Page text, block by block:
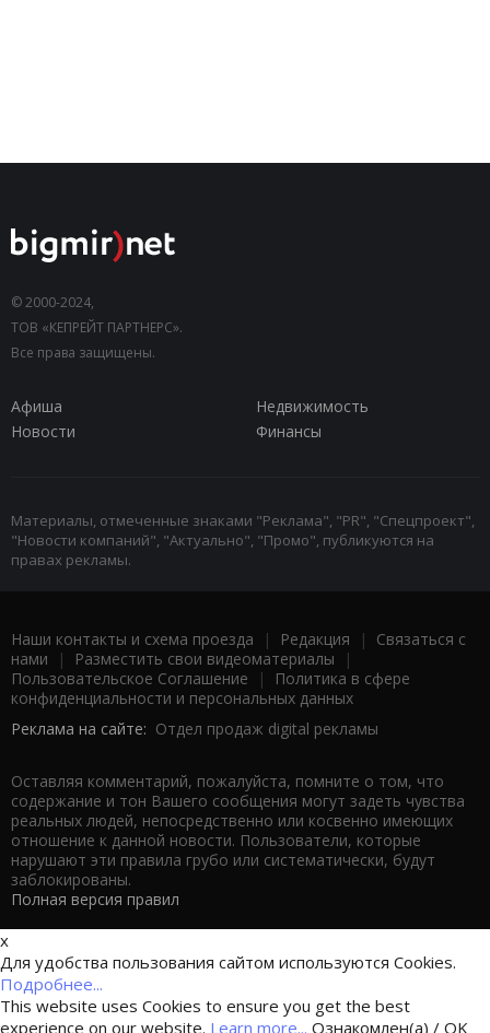
© 2000-2024,
ТОВ «КЕПРЕЙТ ПАРТНЕРС».
Все права защищены.
Афиша
Недвижимость
Новости
Финансы
Материалы, отмеченные знаками "Реклама", "PR", "Спецпроект",
"Новости компаний", "Актуально", "Промо", публикуются на
правах рекламы.
Наши контакты и схема проезда | Редакция | Связаться с
нами | Разместить свои видеоматериалы |
Пользовательское Соглашение |
Политика в сфере
конфиденциальности и персональных данных
Реклама на сайте: Отдел продаж digital рекламы
Оставляя комментарий, пожалуйста, помните о том, что
содержание и тон Вашего сообщения могут задеть чувства
реальных людей, непосредственно или косвенно имеющих
отношение к данной новости. Пользователи, которые
нарушают эти правила грубо или систематически, будут
заблокированы.
Полная версия правил
x
Для удобства пользования сайтом используются Cookies.
Подробнее...
This website uses Cookies to ensure you get the best
experience on our website. Learn more... Ознакомлен(а) / OK